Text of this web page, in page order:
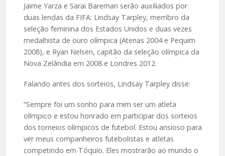
Jaime Yarza e Sarai Bareman serão auxiliados por
duas lendas da FIFA: Lindsay Tarpley, membro da
seleção feminina dos Estados Unidos e duas vezes
medalhista de ouro olímpica (Atenas 2004 e Pequim
2008), e Ryan Nelsen, capitão da seleção olímpica da
Nova Zelândia em 2008 e Londres 2012.
Falando antes dos sorteios, Lindsay Tarpley disse:
“Sempre foi um sonho para mim ser um atleta
olímpico e estou honrado em participar dos sorteios
dos torneios olímpicos de futebol. Estou ansioso para
ver meus companheiros futebolistas e atletas
competindo em Tóquio. Eles mostrarão ao mundo o